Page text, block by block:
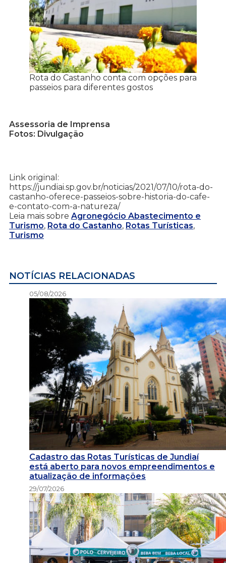
Rota do Castanho conta com opções para
passeios para diferentes gostos
Assessoria de Imprensa
Fotos: Divulgação
Link original:
https://jundiai.sp.gov.br/noticias/2021/07/10/rota-do-
castanho-oferece-passeios-sobre-historia-do-cafe-
e-contato-com-a-natureza/
Leia mais sobre Agronegócio Abastecimento e
Turismo, Rota do Castanho, Rotas Turísticas,
Turismo
NOTÍCIAS RELACIONADAS
05/08/2026
Cadastro das Rotas Turísticas de Jundiaí
está aberto para novos empreendimentos e
atualização de informações
29/07/2026